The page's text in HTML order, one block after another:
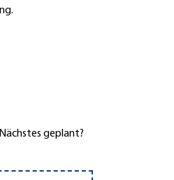
geplant?